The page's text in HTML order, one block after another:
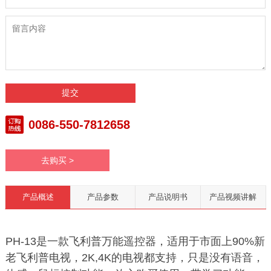
0086-550-7812658
去购买 >
产品概述 产品参数 产品说明书 产品视频讲解
PH-13是一款飞利普万能遥控器，适用于市面上90%新
老飞利普电视，2K,4K的电视都支持，只是没有语音，